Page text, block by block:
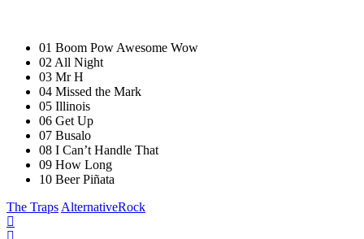
01 Boom Pow Awesome Wow
02 All Night
03 Mr H
04 Missed the Mark
05 Illinois
06 Get Up
07 Busalo
08 I Can’t Handle That
09 How Long
10 Beer Piñata
The Traps AlternativeRock